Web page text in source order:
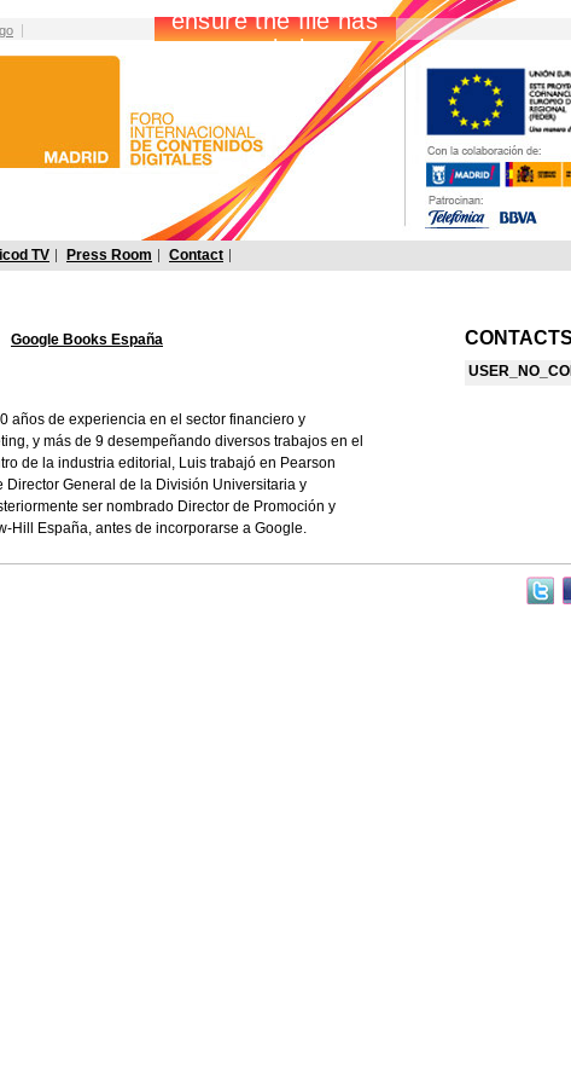
Google Books España
años de experiencia en el sector financiero y
y más de 9 desempeñando diversos trabajos en el
de la industria editorial, Luis trabajó en Pearson
Director General de la División Universitaria y
ser nombrado Director de Promoción y
Hill España, antes de incorporarse a Google.
TV Press Room Contact